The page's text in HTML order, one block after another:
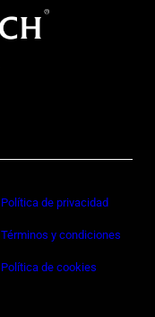
Política de privacidad
Términos y condiciones
Política de cookies